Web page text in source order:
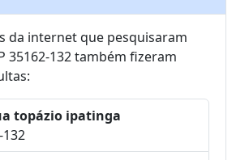
da internet que pesquisaram
35162-132 também fizeram
topázio ipatinga
132